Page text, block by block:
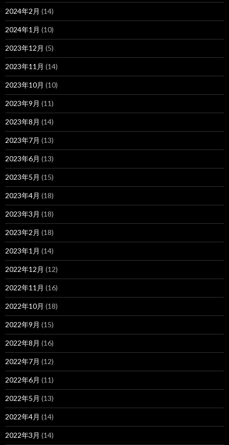
2024年2月 (14)
2024年1月 (10)
2023年12月 (5)
2023年11月 (14)
2023年10月 (10)
2023年9月 (11)
2023年8月 (14)
2023年7月 (13)
2023年6月 (13)
2023年5月 (15)
2023年4月 (18)
2023年3月 (18)
2023年2月 (18)
2023年1月 (14)
2022年12月 (12)
2022年11月 (16)
2022年10月 (18)
2022年9月 (15)
2022年8月 (16)
2022年7月 (12)
2022年6月 (11)
2022年5月 (13)
2022年4月 (14)
2022年3月 (14)